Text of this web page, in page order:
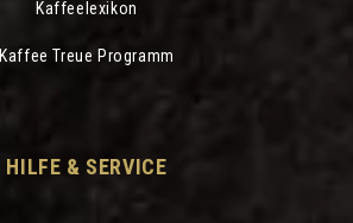
Kaffeelexikon
Kaffee Treue Programm
HILFE & SERVICE